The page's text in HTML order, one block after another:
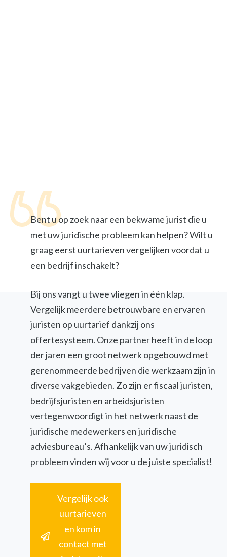
Bent u op zoek naar een bekwame jurist die u
met uw juridische probleem kan helpen? Wilt u
graag eerst uurtarieven vergelijken voordat u
een bedrijf inschakelt?
Bij ons vangt u twee vliegen in één klap.
Vergelijk meerdere betrouwbare en ervaren
juristen op uurtarief dankzij ons
offertesysteem. Onze partner heeft in de loop
der jaren een groot netwerk opgebouwd met
gerenommeerde bedrijven die werkzaam zijn in
diverse vakgebieden. Zo zijn er fiscaal juristen,
bedrijfsjuristen en arbeidsjuristen
vertegenwoordigt in het netwerk naast de
juridische medewerkers en juridische
adviesbureau’s. Afhankelijk van uw juridisch
probleem vinden wij voor u de juiste specialist!
Vergelijk ook
uurtarieven
en kom in
contact met